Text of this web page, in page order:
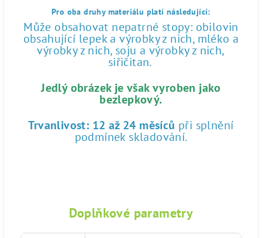
Pro oba druhy materiálu platí následující:
Může obsahovat nepatrné stopy: obilovin
obsahující lepek a výrobky z nich, mléko a
výrobky z nich, soju a výrobky z nich,
siřičitan.
Jedlý obrázek je však vyroben jako
bezlepkový.
Trvanlivost: 12 až 24 měsíců při splnění
podmínek skladování.
Doplňkové parametry